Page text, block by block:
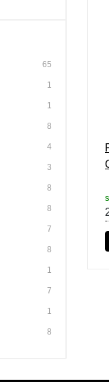
65
1
1
8
4
3
8
8
7
8
1
7
1
8